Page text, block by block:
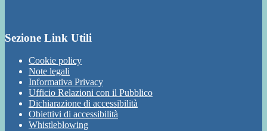
Sezione Link Utili
Cookie policy
Note legali
Informativa Privacy
Ufficio Relazioni con il Pubblico
Dichiarazione di accessibilità
Obiettivi di accessibilità
Whistleblowing